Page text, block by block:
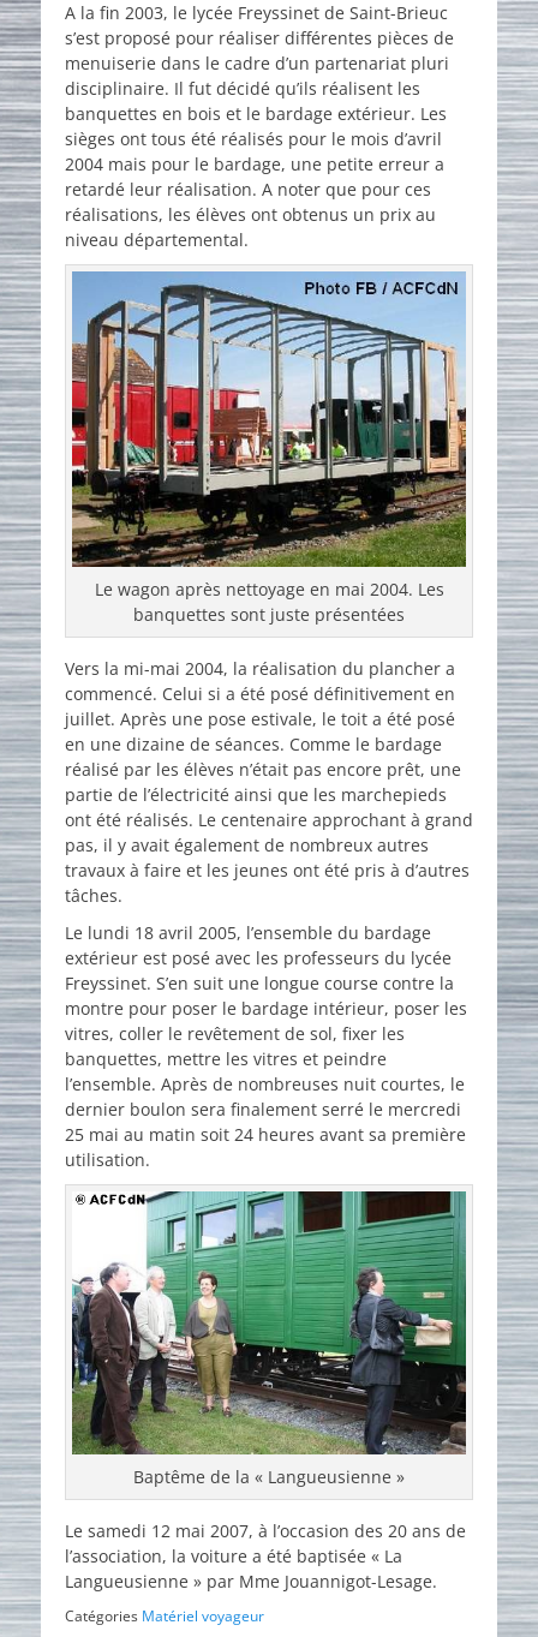
A la fin 2003, le lycée Freyssinet de Saint-Brieuc
s’est proposé pour réaliser différentes pièces de
menuiserie dans le cadre d’un partenariat pluri
disciplinaire. Il fut décidé qu’ils réalisent les
banquettes en bois et le bardage extérieur. Les
sièges ont tous été réalisés pour le mois d’avril
2004 mais pour le bardage, une petite erreur a
retardé leur réalisation. A noter que pour ces
réalisations, les élèves ont obtenus un prix au
niveau départemental.
Le wagon après nettoyage en mai 2004. Les
banquettes sont juste présentées
Vers la mi-mai 2004, la réalisation du plancher a
commencé. Celui si a été posé définitivement en
juillet. Après une pose estivale, le toit a été posé
en une dizaine de séances. Comme le bardage
réalisé par les élèves n’était pas encore prêt, une
partie de l’électricité ainsi que les marchepieds
ont été réalisés. Le centenaire approchant à grand
pas, il y avait également de nombreux autres
travaux à faire et les jeunes ont été pris à d’autres
tâches.
Le lundi 18 avril 2005, l’ensemble du bardage
extérieur est posé avec les professeurs du lycée
Freyssinet. S’en suit une longue course contre la
montre pour poser le bardage intérieur, poser les
vitres, coller le revêtement de sol, fixer les
banquettes, mettre les vitres et peindre
l’ensemble. Après de nombreuses nuit courtes, le
dernier boulon sera finalement serré le mercredi
25 mai au matin soit 24 heures avant sa première
utilisation.
Baptême de la « Langueusienne »
Le samedi 12 mai 2007, à l’occasion des 20 ans de
l’association, la voiture a été baptisée « La
Langueusienne » par Mme Jouannigot-Lesage.
Catégories Matériel voyageur